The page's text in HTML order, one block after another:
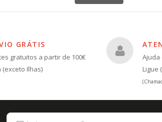
GRÁTIS
gratuitos a partir de 100€
(exceto Ilhas)
Ajuda
Ligue